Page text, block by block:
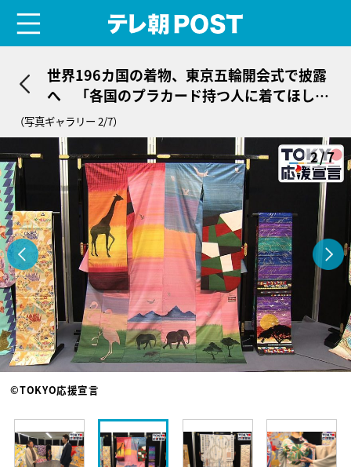
世界196カ国の着物、東京五輪開会式で披露
へ 「各国のプラカード持つ人に着てほし
い」
（写真ギャラリー 2/7）
2/7
©TOKYO応援宣言